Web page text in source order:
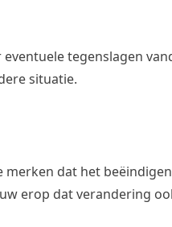
tegenslagen
situatie.
merken dat het
erop dat verandering